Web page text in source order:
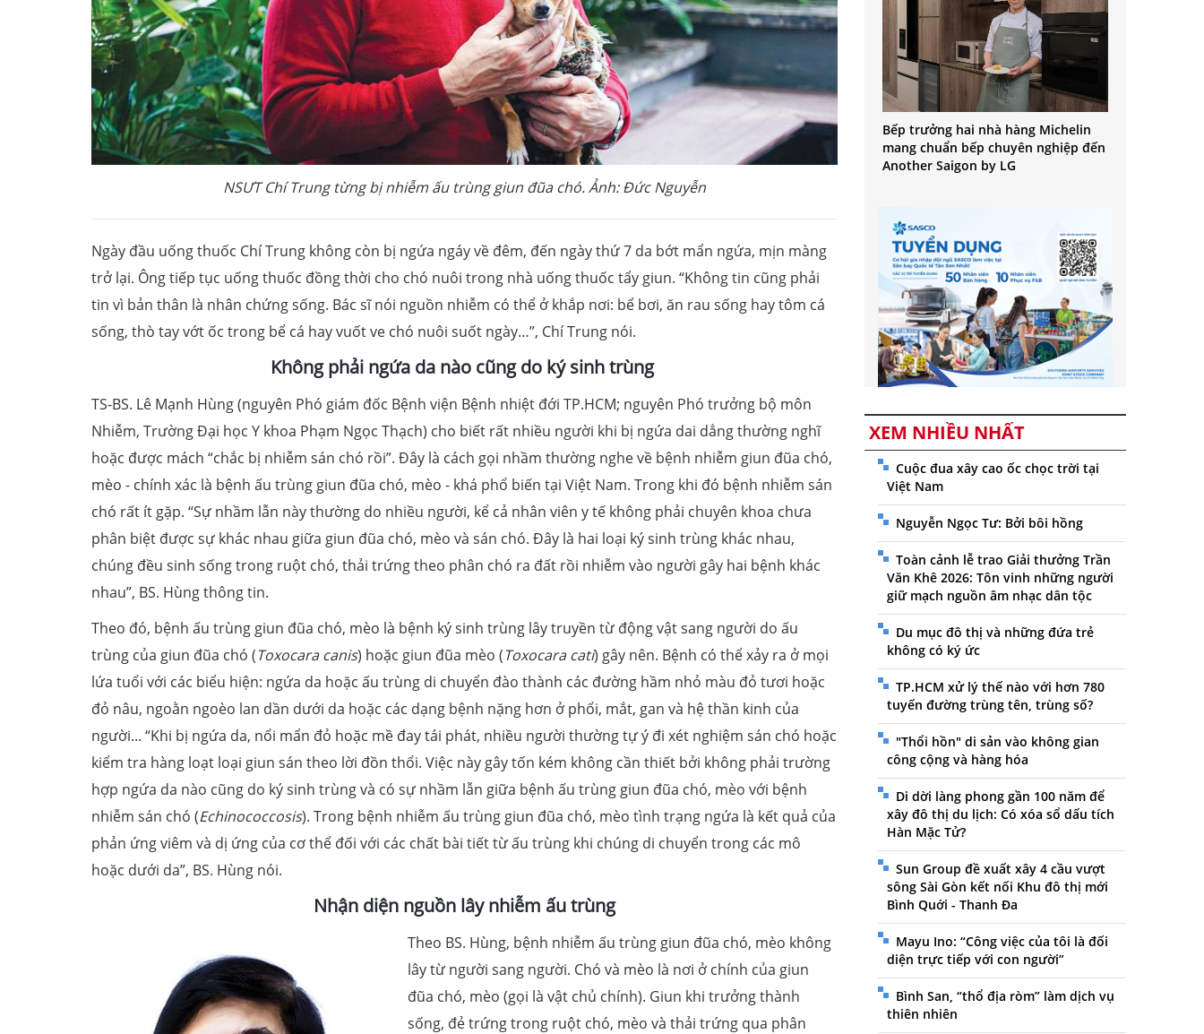
NSƯT Chí Trung từng bị nhiễm ấu trùng giun đũa chó. Ảnh: Đức Nguyễn
Ngày đầu uống thuốc Chí Trung không còn bị ngứa ngáy về đêm, đến ngày thứ 7 da bớt mẩn ngứa, mịn màng
trở lại. Ông tiếp tục uống thuốc đồng thời cho chó nuôi trong nhà uống thuốc tẩy giun. “Không tin cũng phải
tin vì bản thân là nhân chứng sống. Bác sĩ nói nguồn nhiễm có thể ở khắp nơi: bể bơi, ăn rau sống hay tôm cá
sống, thò tay vớt ốc trong bể cá hay vuốt ve chó nuôi suốt ngày…”, Chí Trung nói.
Không phải ngứa da nào cũng do ký sinh trùng
TS-BS. Lê Mạnh Hùng (nguyên Phó giám đốc Bệnh viện Bệnh nhiệt đới TP.HCM; nguyên Phó trưởng bộ môn
Nhiễm, Trường Đại học Y khoa Phạm Ngọc Thạch) cho biết rất nhiều người khi bị ngứa dai dẳng thường nghĩ
hoặc được mách “chắc bị nhiễm sán chó rồi”. Đây là cách gọi nhầm thường nghe về bệnh nhiễm giun đũa chó,
mèo - chính xác là bệnh ấu trùng giun đũa chó, mèo - khá phổ biến tại Việt Nam. Trong khi đó bệnh nhiễm sán
chó rất ít gặp. “Sự nhầm lẫn này thường do nhiều người, kể cả nhân viên y tế không phải chuyên khoa chưa
phân biệt được sự khác nhau giữa giun đũa chó, mèo và sán chó. Đây là hai loại ký sinh trùng khác nhau,
chúng đều sinh sống trong ruột chó, thải trứng theo phân chó ra đất rồi nhiễm vào người gây hai bệnh khác
nhau”, BS. Hùng thông tin.
Theo đó, bệnh ấu trùng giun đũa chó, mèo là bệnh ký sinh trùng lây truyền từ động vật sang người do ấu
trùng của giun đũa chó (Toxocara canis) hoặc giun đũa mèo (Toxocara cati) gây nên. Bệnh có thể xảy ra ở mọi
lứa tuổi với các biểu hiện: ngứa da hoặc ấu trùng di chuyển đào thành các đường hầm nhỏ màu đỏ tươi hoặc
đỏ nâu, ngoằn ngoèo lan dần dưới da hoặc các dạng bệnh nặng hơn ở phổi, mắt, gan và hệ thần kinh của
người... “Khi bị ngứa da, nổi mẩn đỏ hoặc mề đay tái phát, nhiều người thường tự ý đi xét nghiệm sán chó hoặc
kiểm tra hàng loạt loại giun sán theo lời đồn thổi. Việc này gây tốn kém không cần thiết bởi không phải trường
hợp ngứa da nào cũng do ký sinh trùng và có sự nhầm lẫn giữa bệnh ấu trùng giun đũa chó, mèo với bệnh
nhiễm sán chó (Echinococcosis). Trong bệnh nhiễm ấu trùng giun đũa chó, mèo tình trạng ngứa là kết quả của
phản ứng viêm và dị ứng của cơ thể đối với các chất bài tiết từ ấu trùng khi chúng di chuyển trong các mô
hoặc dưới da”, BS. Hùng nói.
Nhận diện nguồn lây nhiễm ấu trùng
Theo BS. Hùng, bệnh nhiễm ấu trùng giun đũa chó, mèo không
lây từ người sang người. Chó và mèo là nơi ở chính của giun
đũa chó, mèo (gọi là vật chủ chính). Giun khi trưởng thành
sống, đẻ trứng trong ruột chó, mèo và thải trứng qua phân
Bếp trưởng hai nhà hàng Michelin
mang chuẩn bếp chuyên nghiệp đến
Another Saigon by LG
XEM NHIỀU NHẤT
Cuộc đua xây cao ốc chọc trời tại
Việt Nam
Nguyễn Ngọc Tư: Bởi bôi hồng
Toàn cảnh lễ trao Giải thưởng Trần
Văn Khê 2026: Tôn vinh những người
giữ mạch nguồn âm nhạc dân tộc
Du mục đô thị và những đứa trẻ
không có ký ức
TP.HCM xử lý thế nào với hơn 780
tuyến đường trùng tên, trùng số?
"Thổi hồn" di sản vào không gian
công cộng và hàng hóa
Di dời làng phong gần 100 năm để
xây đô thị du lịch: Có xóa sổ dấu tích
Hàn Mặc Tử?
Sun Group đề xuất xây 4 cầu vượt
sông Sài Gòn kết nối Khu đô thị mới
Bình Quới - Thanh Đa
Mayu Ino: “Công việc của tôi là đối
diện trực tiếp với con người”
Bình San, “thổ địa ròm” làm dịch vụ
thiên nhiên